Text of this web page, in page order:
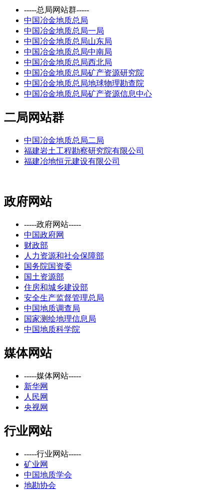
-----总局网站群-----
中国冶金地质总局
中国冶金地质总局一局
中国冶金地质总局山东局
中国冶金地质总局中南局
中国冶金地质总局西北局
中国冶金地质总局矿产资源研究院
中国冶金地质总局地球物理勘查院
中国冶金地质总局矿产资源信息中心
二局网站群
中国冶金地质总局二局
福建岩土工程勘察研究院有限公司
福建冶地恒元建设有限公司
政府网站
-----政府网站-----
中国政府网
财政部
人力资源和社会保障部
国务院国资委
国土资源部
住房和城乡建设部
安全生产监督管理总局
中国地质调查局
国家测绘地理信息局
中国地质科学院
媒体网站
-----媒体网站-----
新华网
人民网
央视网
行业网站
-----行业网站-----
矿业网
中国地质学会
地勘协会